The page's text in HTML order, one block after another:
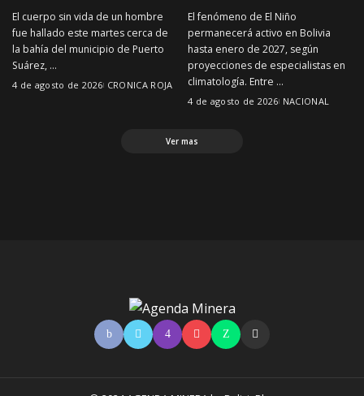
El cuerpo sin vida de un hombre
fue hallado este martes cerca de
la bahía del municipio de Puerto
Suárez, ...
4 de agosto de 2026 CRONICA ROJA
El fenómeno de El Niño
permanecerá activo en Bolivia
hasta enero de 2027, según
proyecciones de especialistas en
climatología. Entre ...
4 de agosto de 2026 NACIONAL
Ver mas